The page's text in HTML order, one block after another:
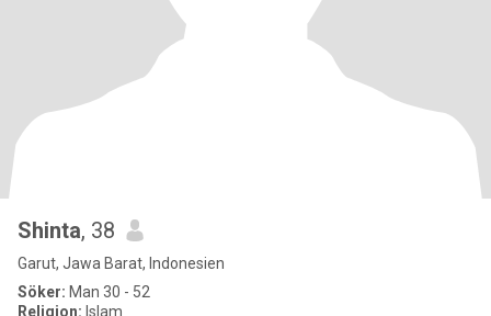
Shinta, 38
Garut, Jawa Barat, Indonesien
Söker: Man 30 - 52
Religion: Islam